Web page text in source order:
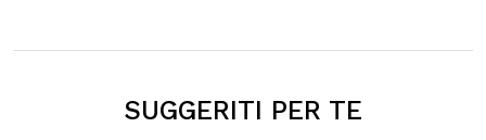
SUGGERITI PER TE